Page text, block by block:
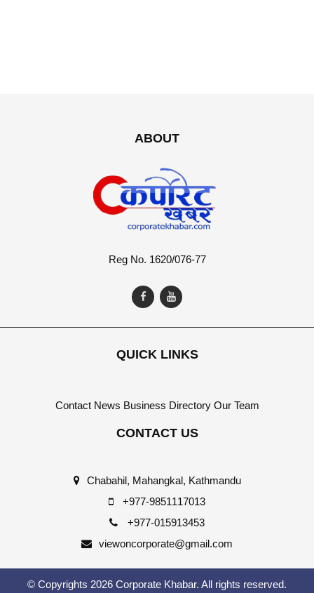
ABOUT
Reg No. 1620/076-77
QUICK LINKS
Contact News Business Directory Our Team
CONTACT US
Chabahil, Mahangkal, Kathmandu
+977-9851117013
+977-015913453
viewoncorporate@gmail.com
© Copyrights 2026 Corporate Khabar. All rights reserved.